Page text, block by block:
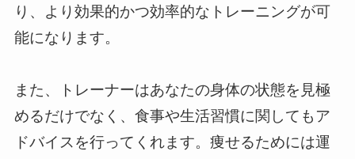
り、より効果的かつ効率的なトレーニングが可
能になります。
また、トレーナーはあなたの身体の状態を見極
めるだけでなく、食事や生活習慣に関してもア
ドバイスを行ってくれます。痩せるためには運